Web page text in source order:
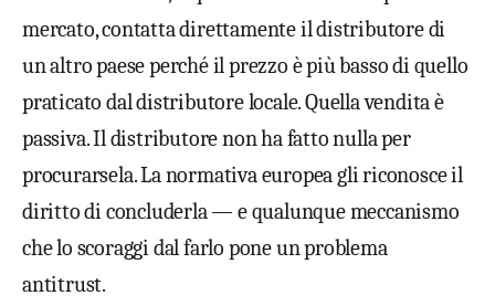
mercato, contatta direttamente il distributore di
un altro paese perché il prezzo è più basso di quello
praticato dal distributore locale. Quella vendita è
passiva. Il distributore non ha fatto nulla per
procurarsela. La normativa europea gli riconosce il
diritto di concluderla — e qualunque meccanismo
che lo scoraggi dal farlo pone un problema
antitrust.